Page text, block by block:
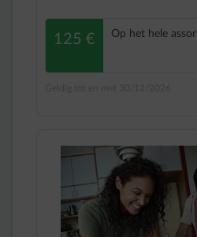
125 € Op het hele